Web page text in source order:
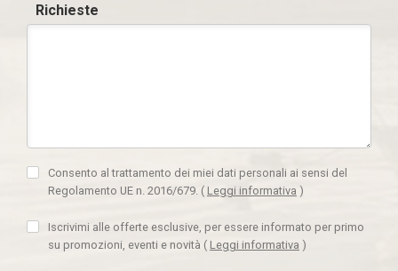
Richieste
Consento al trattamento dei miei dati personali ai sensi del
Regolamento UE n. 2016/679. ( Leggi informativa )
Iscrivimi alle offerte esclusive, per essere informato per primo
su promozioni, eventi e novità ( Leggi informativa )